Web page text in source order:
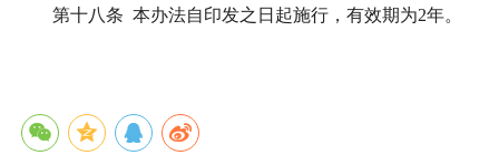
第十八条 本办法自印发之日起施行，有效期为2年。